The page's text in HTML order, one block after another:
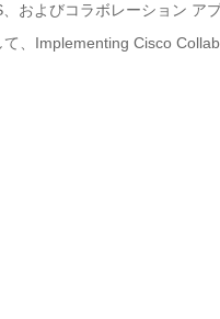
およびコラボレーション ア
、Implementing Cisco